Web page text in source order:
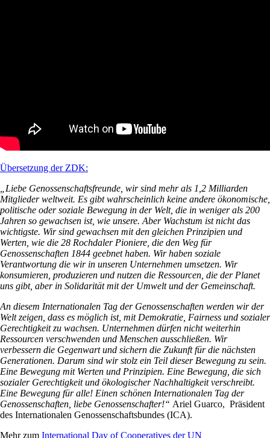
Übersetzung der ZDK:
„Liebe Genossenschaftsfreunde, wir sind mehr als 1,2 Milliarden
Mitglieder weltweit. Es gibt wahrscheinlich keine andere ökonomische,
politische oder soziale Bewegung in der Welt, die in weniger als 200
Jahren so gewachsen ist, wie unsere. Aber Wachstum ist nicht das
wichtigste. Wir sind gewachsen mit den gleichen Prinzipien und
Werten, wie die 28 Rochdaler Pioniere, die den Weg für
Genossenschaften 1844 geebnet haben. Wir haben soziale
Verantwortung die wir in unseren Unternehmen umsetzen. Wir
konsumieren, produzieren und nutzen die Ressourcen, die der Planet
uns gibt, aber in Solidarität mit der Umwelt und der Gemeinschaft.
An diesem Internationalen Tag der Genossenschaften werden wir der
Welt zeigen, dass es möglich ist, mit Demokratie, Fairness und sozialer
Gerechtigkeit zu wachsen. Unternehmen dürfen nicht weiterhin
Ressourcen verschwenden und Menschen ausschließen. Wir
verbessern die Gegenwart und sichern die Zukunft für die nächsten
Generationen. Darum sind wir stolz ein Teil dieser Bewegung zu sein.
Eine Bewegung mit Werten und Prinzipien. Eine Bewegung, die sich
sozialer Gerechtigkeit und ökologischer Nachhaltigkeit verschreibt.
Eine Bewegung für alle! Einen schönen Internationalen Tag der
Genossenschaften, liebe Genossenschafter!“ Ariel Guarco, Präsident
des Internationalen Genossenschaftsbundes (ICA).
Mehr zum International Day of Cooperatives der UN